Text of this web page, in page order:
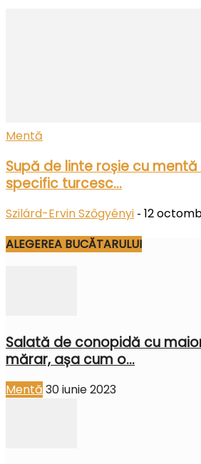
Mentă
Supă de linte roșie cu
specific turcesc...
Szilárd-Ervin Szőgyényi - 12
ALEGEREA BUCĂTARULUI
Salată de conopidă cu
mărar, așa cum o...
Mentă 30 iunie 2023